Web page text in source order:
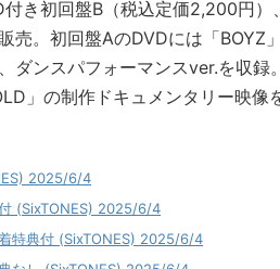
き初回盤B（税込定価2,200円）
売。初回盤AのDVDには「BOYZ
ダンスパフォーマンスver.を収録
」の制作ドキュメンタリー映像
2025/6/4
(SixTONES) 2025/6/4
特典付 (SixTONES) 2025/6/4